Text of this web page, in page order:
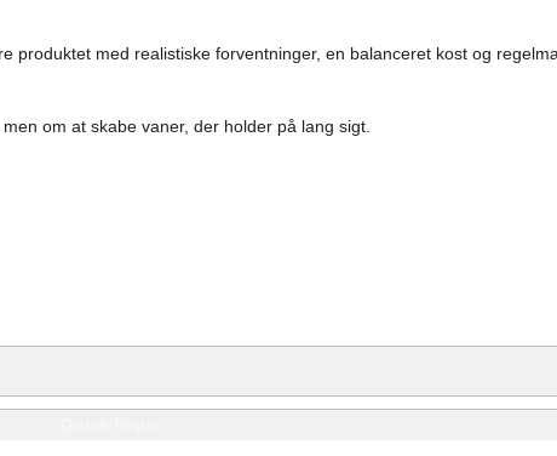
produktet med realistiske forventninger, en balanceret kost og
om at skabe vaner, der holder på lang sigt.